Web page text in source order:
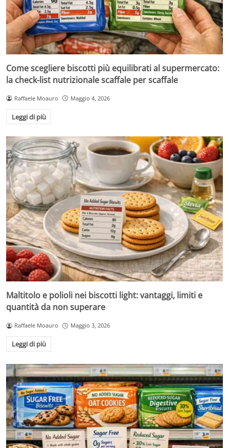
Come scegliere biscotti più equilibrati al supermercato:
la check-list nutrizionale scaffale per scaffale
Raffaele Moauro Maggio 4, 2026
Leggi di più
Maltitolo e polioli nei biscotti light: vantaggi, limiti e
quantità da non superare
Raffaele Moauro Maggio 3, 2026
Leggi di più